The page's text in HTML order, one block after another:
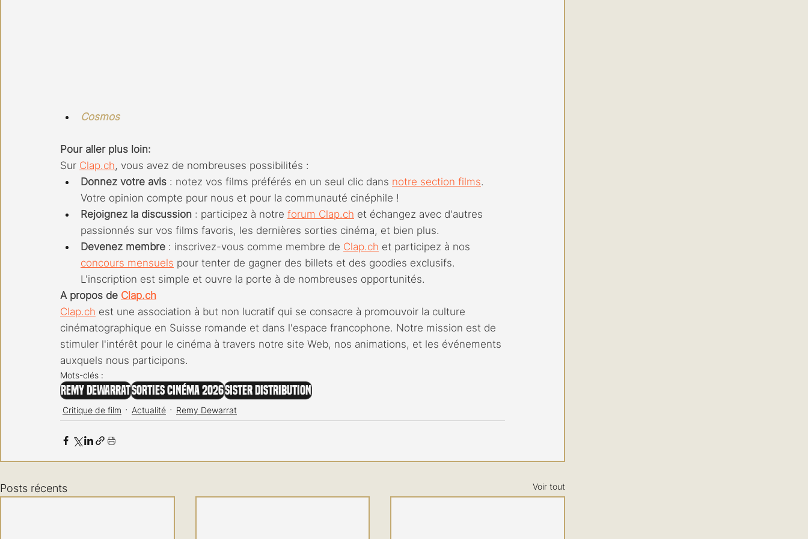
Cosmos
Pour aller plus loin:
Sur Clap.ch, vous avez de nombreuses possibilités :
Donnez votre avis : notez vos films préférés en un seul clic dans notre section films.
Votre opinion compte pour nous et pour la communauté cinéphile !
Rejoignez la discussion : participez à notre forum Clap.ch et échangez avec d'autres
passionnés sur vos films favoris, les dernières sorties cinéma, et bien plus.
Devenez membre : inscrivez-vous comme membre de Clap.ch et participez à nos
concours mensuels pour tenter de gagner des billets et des goodies exclusifs.
L'inscription est simple et ouvre la porte à de nombreuses opportunités.
A propos de Clap.ch
Clap.ch est une association à but non lucratif qui se consacre à promouvoir la culture
cinématographique en Suisse romande et dans l'espace francophone. Notre mission est de
stimuler l'intérêt pour le cinéma à travers notre site Web, nos animations, et les événements
auxquels nous participons.
Mots-clés :
Remy DewarratSorties cinéma 2026Sister Distribution
Critique de film Actualité Remy Dewarrat
Posts récents Voir tout